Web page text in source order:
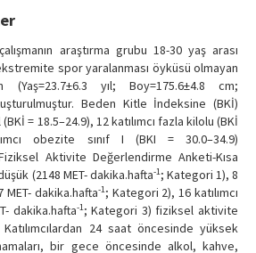
araştırma grubu 18-30 yaş arası
spor yaralanması öyküsü olmayan
yıl; Boy=175.6±4.8 cm;
Beden Kitle İndeksine (BKİ)
= 18.5–24.9), 12 katılımcı fazla kilolu (BKİ
obezite sınıf I (BKI = 30.0–34.9)
Aktivite Değerlendirme Anketi-Kısa
(2148 MET- dakika.hafta-1; Kategori 1), 8
MET- dakika.hafta-1; Kategori 2), 16 katılımcı
dakika.hafta-1; Kategori 3) fiziksel aktivite
Katılımcılardan 24 saat öncesinde yüksek
bir gece öncesinde alkol, kahve,